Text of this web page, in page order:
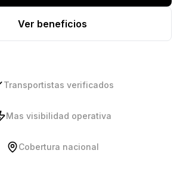
Ver beneficios
Transportistas verificados
Mas visibilidad operativa
Cobertura nacional